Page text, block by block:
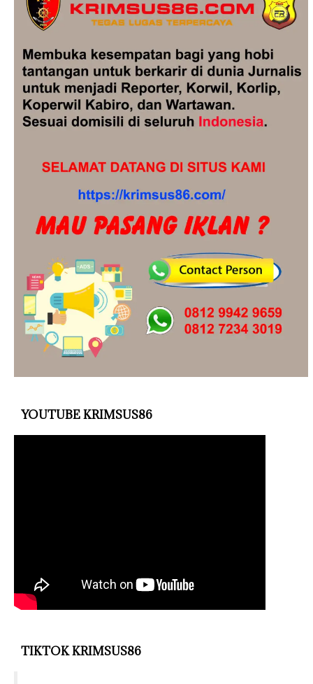
YOUTUBE KRIMSUS86
TIKTOK KRIMSUS86